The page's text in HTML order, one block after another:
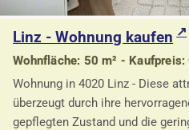
Linz - Wohnung kaufen
Wohnfläche: 50 m² -
Wohnung in 4020 Linz - Diese
überzeugt durch ihre
gepflegten Zustand und die